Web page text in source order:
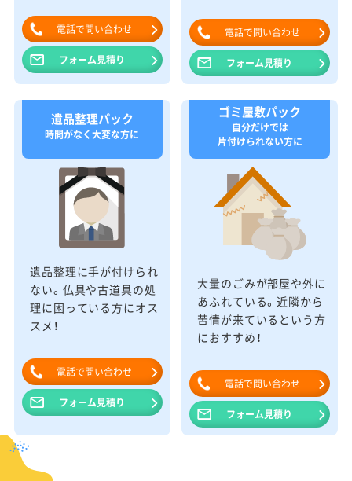
電話で問い合わせ
フォーム見積り
電話で問い合わせ
フォーム見積り
遺品整理パック
時間がなく大変な方に
遺品整理に手が付けられ
ない。仏具や古道具の処
理に困っている方にオス
スメ！
電話で問い合わせ
フォーム見積り
ゴミ屋敷パック
自分だけでは
片付けられない方に
大量のごみが部屋や外に
あふれている。近隣から
苦情が来ているという方
におすすめ！
電話で問い合わせ
フォーム見積り